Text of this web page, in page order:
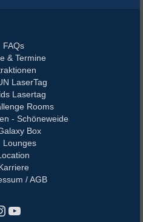
FAQs
& Termine
LaserTag
Lasertag
Rooms
- Schöneweide
Box
Lounges
/ AGB
YouTube